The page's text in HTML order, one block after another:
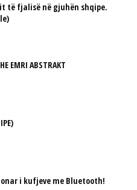
të fjalisë në gjuhën shqipe.
EMRI ABSTRAKT
i kufjeve me Bluetooth!